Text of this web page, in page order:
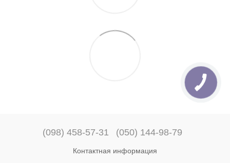
(098) 458-57-31 (050) 144-98-79
Контактная информация